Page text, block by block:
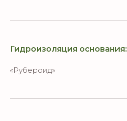
Гидроизоляция основания:
«Рубероид»